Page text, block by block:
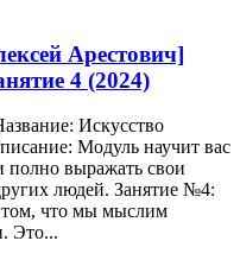
Арестович]
4 (2024)
Искусство
Модуль научит вас
полно выражать свои
людей.️ Занятие №4:
том, что мы мыслим
Это...